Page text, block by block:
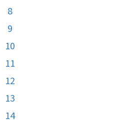
8
9
10
11
12
13
14